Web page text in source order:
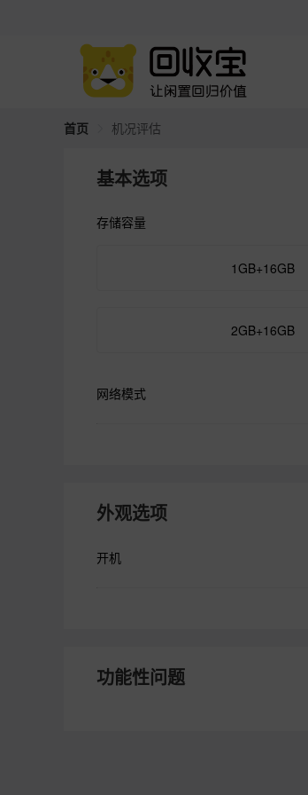
首页 机况评估
基本选项
存储容量
1GB+16GB
2GB+16GB
网络模式
外观选项
开机
功能性问题